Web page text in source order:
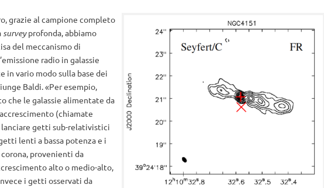
grazie al campione completo
surveyprofonda, abbiamo
del meccanismo di
radio in galassie
in vario modo sulla base dei
Baldi. «Per esempio,
che le galassie alimentate da
(chiamate
lanciare getti sub-relativistici
lenti a bassa potenza e i
provenienti da
alto o medio-alto,
i getti osservati da